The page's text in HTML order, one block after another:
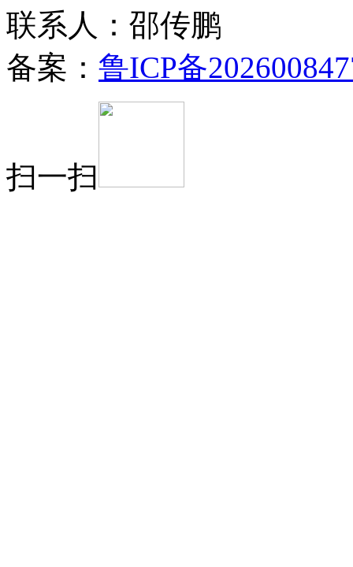
联系人：邵传鹏
备案： 鲁ICP备
扫一扫